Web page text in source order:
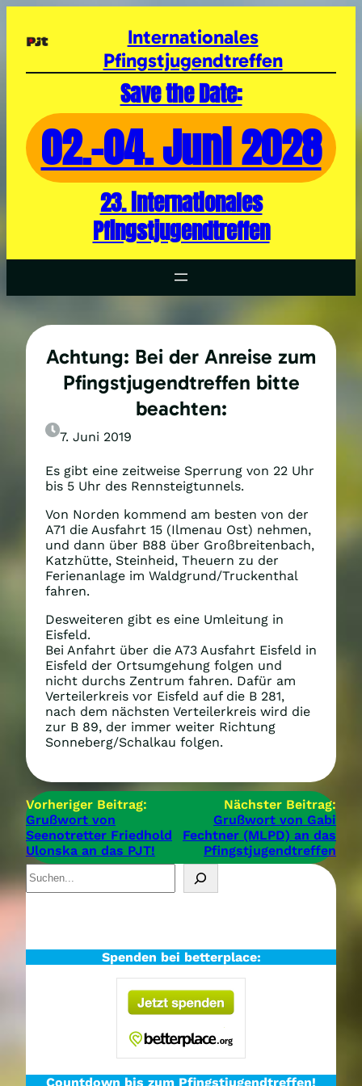
springen
Internationales
Pfingstjugendtreffen
Save the Date:
02.-04. Juni 2028
23. internationales
Pfingstjugendtreffen
Achtung: Bei der Anreise zum
Pfingstjugendtreffen bitte
beachten:
7. Juni 2019
Es gibt eine zeitweise Sperrung von 22 Uhr
bis 5 Uhr des Rennsteigtunnels.
Von Norden kommend am besten von der
A71 die Ausfahrt 15 (Ilmenau Ost) nehmen,
und dann über B88 über Großbreitenbach,
Katzhütte, Steinheid, Theuern zu der
Ferienanlage im Waldgrund/Truckenthal
fahren.
Desweiteren gibt es eine Umleitung in
Eisfeld.
Bei Anfahrt über die A73 Ausfahrt Eisfeld in
Eisfeld der Ortsumgehung folgen und
nicht durchs Zentrum fahren. Dafür am
Verteilerkreis vor Eisfeld auf die B 281,
nach dem nächsten Verteilerkreis wird die
zur B 89, der immer weiter Richtung
Sonneberg/Schalkau folgen.
Vorheriger Beitrag:
Grußwort von
Seenotretter Friedhold
Ulonska an das PJT!
Nächster Beitrag:
Grußwort von Gabi
Fechtner (MLPD) an das
Pfingstjugendtreffen
S
u
c
n
Spenden bei betterplace:
Countdown bis zum Pfingstjugendtreffen!